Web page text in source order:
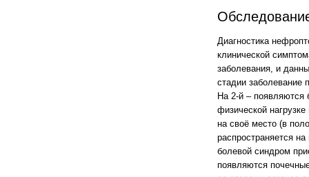
Диагностика
клинической
заболевания, и
стадии заболевание
На 2-й – появляются
физической
на своё место (в
распространяется
болевой синдром
появляются